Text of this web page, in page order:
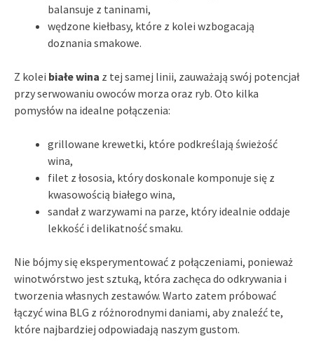
balansuje z taninami,
wędzone kiełbasy, które z kolei wzbogacają
doznania smakowe.
Z kolei białe wina z tej samej linii, zauważają swój potencjał
przy serwowaniu owoców morza oraz ryb. Oto kilka
pomysłów na idealne połączenia:
grillowane krewetki, które podkreślają świeżość
wina,
filet z łososia, który doskonale komponuje się z
kwasowością białego wina,
sandał z warzywami na parze, który idealnie oddaje
lekkość i delikatność smaku.
Nie bójmy się eksperymentować z połączeniami, ponieważ
winotwórstwo jest sztuką, która zachęca do odkrywania i
tworzenia własnych zestawów. Warto zatem próbować
łączyć wina BLG z różnorodnymi daniami, aby znaleźć te,
które najbardziej odpowiadają naszym gustom.